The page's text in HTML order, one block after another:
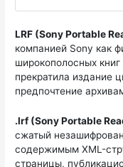
LRF (Sony Portable
компанией Sony как
широкополосных
прекратила издание
предпочтение
.lrf (Sony Portable
сжатый
содержимым XML-
страницы,